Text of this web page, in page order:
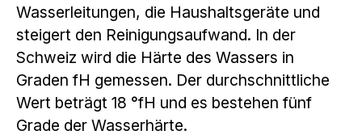
Wasserleitungen, die Haushaltsgeräte und
steigert den Reinigungsaufwand. In der
Schweiz wird die Härte des Wassers in
Graden fH gemessen. Der durchschnittliche
Wert beträgt 18 °fH und es bestehen fünf
Grade der Wasserhärte.